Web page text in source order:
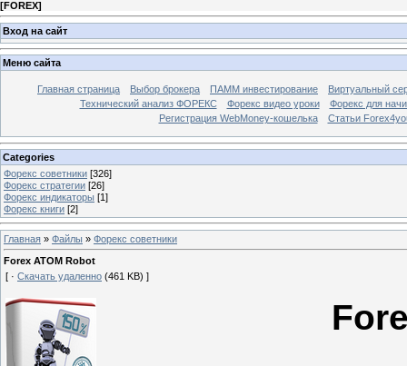
[FOREX]
Вход на сайт
Меню сайта
Главная страница Выбор брокера ПАММ инвестирование
Виртуальный
Технический анализ ФОРЕКС
Форекс видео уроки
Форекс для
Регистрация WebMoney-кошелька
Статьи
Categories
Форекс cоветники [326]
Форекс стратегии [26]
Форекс индикаторы [1]
Форекс книги [2]
Главная » Файлы » Форекс cоветники
Forex ATOM Robot
[ · Скачать удаленно (461 KB) ]